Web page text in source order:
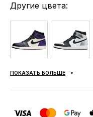
Другие цвета:
ПОКАЗАТЬ БОЛЬШЕ